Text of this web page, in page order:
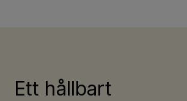
Ett hållbart